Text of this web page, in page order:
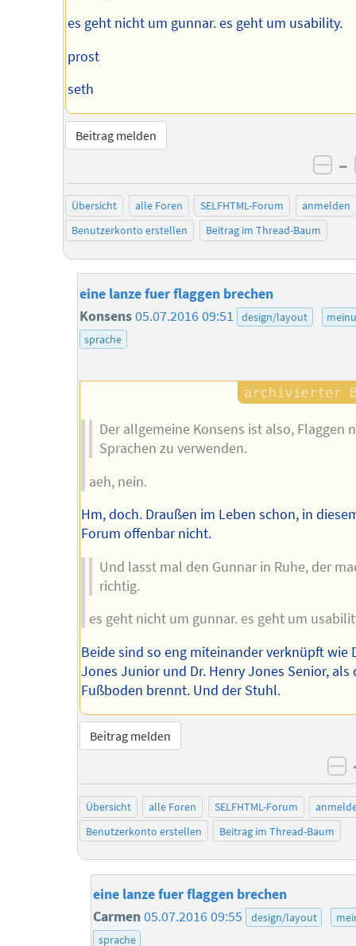
es geht nicht um gunnar. es geht um usability.
prost
seth
Beitrag melden
–
Übersicht alle Foren SELFHTML-Forum
anmelden
Benutzerkonto erstellen
Beitrag im Thread-Baum
eine lanze fuer flaggen brechen
Konsens05.07.2016 09:51 design/layout
sprache
Der allgemeine Konsens ist also, Flaggen
Sprachen zu verwenden.
aeh, nein.
Hm, doch. Draußen im Leben schon, in
Forum offenbar nicht.
Und lasst mal den Gunnar in Ruhe, der
richtig.
es geht nicht um gunnar. es geht um
Beide sind so eng miteinander verknüpft wie
Jones Junior und Dr. Henry Jones Senior, als
Fußboden brennt. Und der Stuhl.
Beitrag melden
Übersicht alle Foren SELFHTML-Forum
Benutzerkonto erstellen
Beitrag im Thread-Baum
eine lanze fuer flaggen brechen
Carmen05.07.2016 09:55 design/layout
sprache